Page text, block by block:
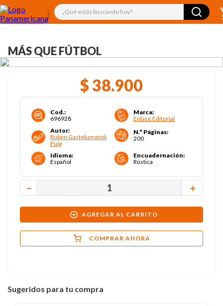
¿Qué estás buscando hoy?
MÁS QUE FÚTBOL
$ 38.900
Cod.:
696928
Marca:
Enlace Editorial
Autor:
Ruben Gastelumendi
Puig
N.° Páginas:
200
Idioma:
Español
Encuadernación:
Rústica
＋
－
AGREGAR AL CARRITO
COMPRAR AHORA
Sugeridos para tu compra